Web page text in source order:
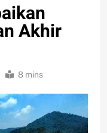
Akhir
8 mins